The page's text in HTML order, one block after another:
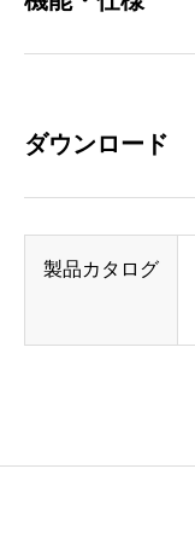
ダウンロード
製品カタログ